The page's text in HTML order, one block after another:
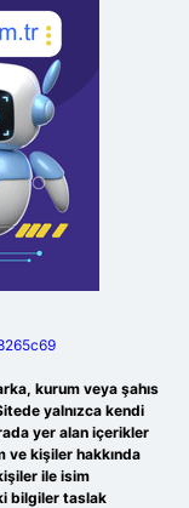
kurum veya şahıs
yalnızca kendi
yer alan içerikler
ve kişiler hakkında
ile isim
bilgiler taslak